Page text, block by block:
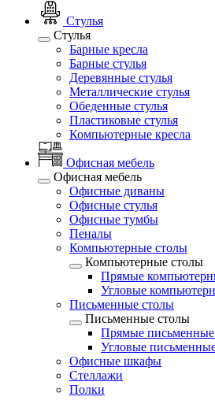
Стулья
Стулья
Барные кресла
Барные стулья
Деревянные стулья
Металлические стулья
Обеденные стулья
Пластиковые стулья
Компьютерные кресла
Офисная мебель
Офисная мебель
Офисные диваны
Офисные стулья
Офисные тумбы
Пеналы
Компьютерные столы
Компьютерные столы
Прямые
Угловые
Письменные столы
Письменные столы
Прямые
Угловые
Офисные шкафы
Стеллажи
Полки